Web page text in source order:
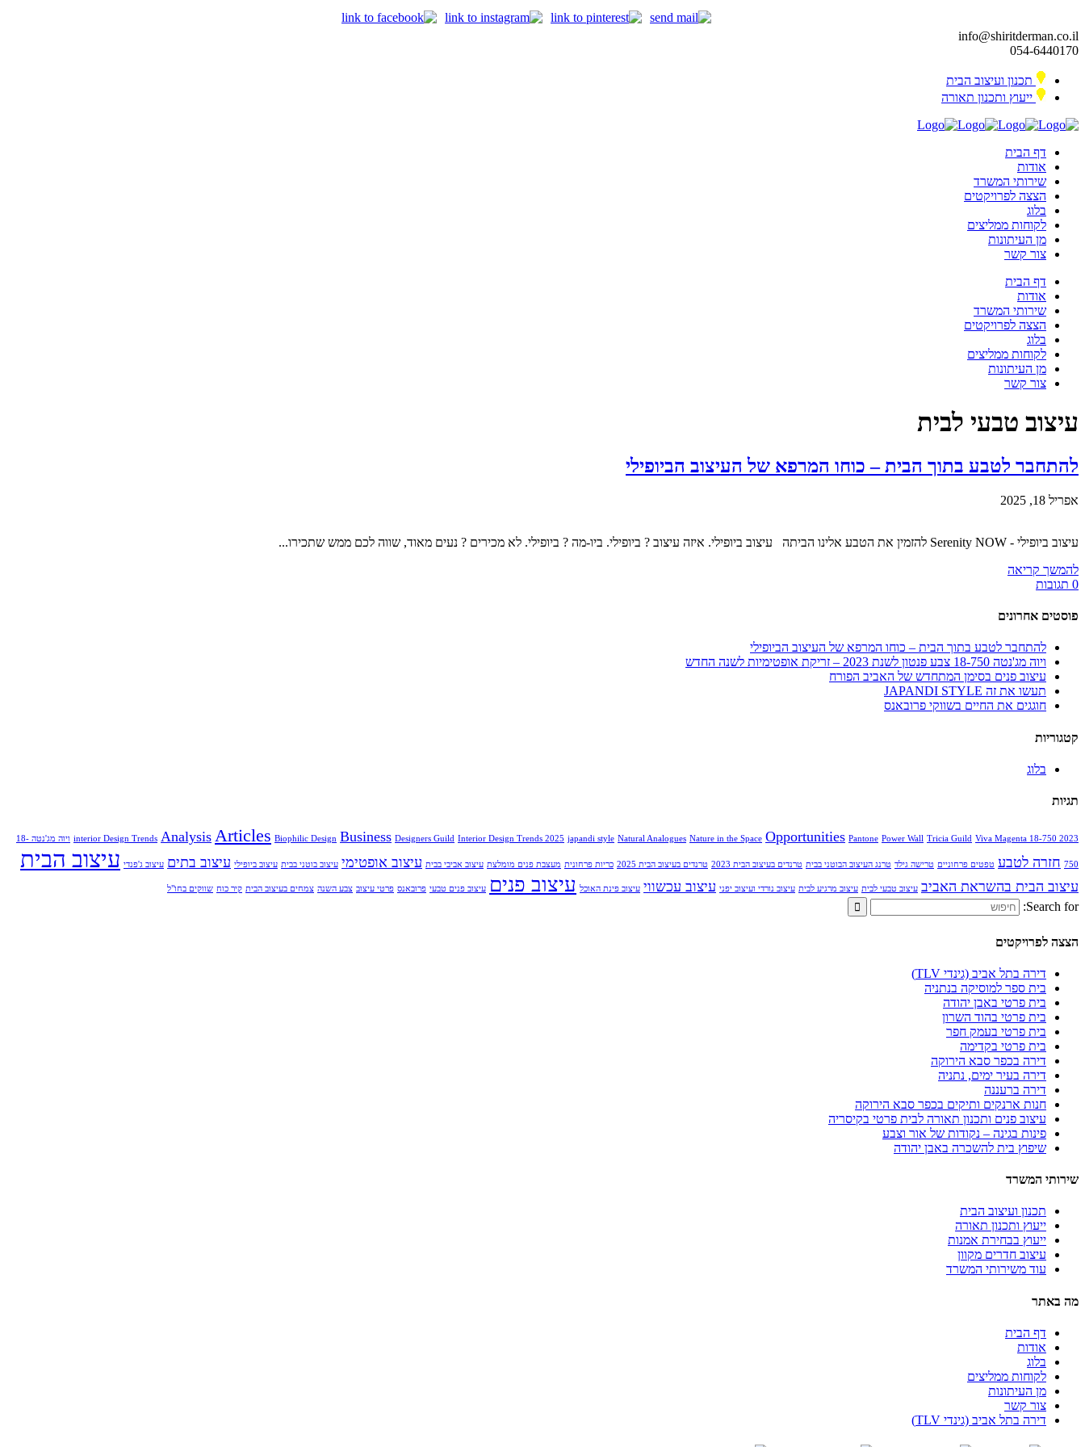
info@shiritderman.co.il
054-6440170
תכנון ועיצוב הבית
ייעוץ ותכנון תאורה
דף הבית
אודות
שירותי המשרד
הצצה לפרויקטים
בלוג
לקוחות ממליצים
מן העיתונות
צור קשר
דף הבית
אודות
שירותי המשרד
הצצה לפרויקטים
בלוג
לקוחות ממליצים
מן העיתונות
צור קשר
עיצוב טבעי לבית
להתחבר לטבע בתוך הבית – כוחו המרפא של העיצוב הביופילי
אפריל 18, 2025
עיצוב ביופילי - Serenity NOW להזמין את הטבע אלינו הביתה עיצוב ביופילי. איזה עיצוב ? ביופילי. ביו-מה ? ביופילי. לא מכירים ? נעים מאוד, שווה לכם ממש שתכירו...
להמשך קריאה
0 תגובות
פוסטים אחרונים
להתחבר לטבע בתוך הבית – כוחו המרפא של העיצוב הביופילי
ויוה מג'נטה 18-750 צבע פנטון לשנת 2023 – זריקת אופטימיות לשנה החדש
עיצוב פנים בסימן המתחדש של האביב הפורח
תעשו את זה JAPANDI STYLE
חוגגים את החיים בשווקי פרובאנס
קטגוריות
בלוג
תגיות
2023 interior Design Trends
Analysis Articles Biophilic Design Business Designers Guild Interior Design Trends 2025 japandi style Natural Analogues Nature in the Space Opportunities Pantone Power Wall Tricia Guild Viva Magenta 18-750 ויוה מג'נטה 18-
750 חזרה לטבע טפטים פרחוניים טרישה גילד טרנג העיצוב הבוטני בבית טרנדים בעיצוב הבית 2023 טרנדים בעיצוב הבית 2025 כריות פרחונית מעצבת פנים מומלצת עיצוב אביבי בבית עיצוב אופטימי עיצוב בוטני בבית עיצוב ביופילי עיצוב בתים עיצוב ג'פנדי עיצוב הבית
עיצוב הבית בהשראת האביב עיצוב טבעי לבית עיצוב מרגיע לבית עיצוב נורדי ועיצוב יפני עיצוב עכשווי עיצוב פינת האוכל עיצוב פנים עיצוב פנים טבעי פרובאנס פרטי עיצוב צבע השנה צמחים בעיצוב הבית קיר כוח שווקים בחו"ל
Search for:
הצצה לפרויקטים
דירה בתל אביב (גינדי TLV)
בית ספר למוסיקה בנתניה
בית פרטי באבן יהודה
בית פרטי בהוד השרון
בית פרטי בעמק חפר
בית פרטי בקדימה
דירה בכפר סבא הירוקה
דירה בעיר ימים, נתניה
דירה ברעננה
חנות ארנקים ותיקים בכפר סבא הירוקה
עיצוב פנים ותכנון תאורה לבית פרטי בקיסריה
פינות בגינה – נקודות של אור וצבע
שיפוץ בית להשכרה באבן יהודה
שירותי המשרד
תכנון ועיצוב הבית
ייעוץ ותכנון תאורה
ייעוץ בבחירת אמנות
עיצוב חדרים מקוון
עוד משירותי המשרד
מה באתר
דף הבית
אודות
בלוג
לקוחות ממליצים
מן העיתונות
צור קשר
דירה בתל אביב (גינדי TLV)